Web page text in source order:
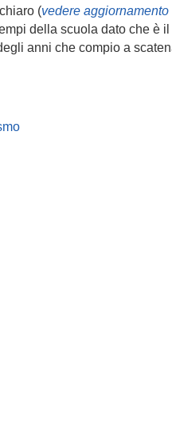
(vedere aggiornamento
della scuola dato che è
anni che compio a